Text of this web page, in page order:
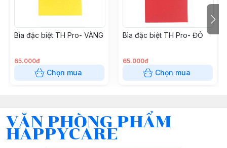
Bìa đặc biệt TH Pro- VÀNG
65.000đ
Chọn mua
Bìa đặc biệt TH Pro- ĐỎ
65.000đ
Chọn mua
VĂN PHÒNG PHẨM
HAPPYCARE